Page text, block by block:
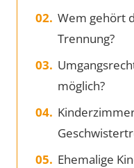
Wem gehört
Trennung?
möglich?
Ehemalige